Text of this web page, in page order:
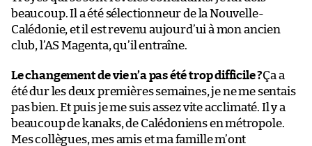
beaucoup. Il a été sélectionneur de la Nouvelle-
Calédonie, et il est revenu aujourd’ui à mon ancien
club, l’AS Magenta, qu’il entraîne.
Le changement de vie n’a pas été trop difficile ?Ça a
été dur les deux premières semaines, je ne me sentais
pas bien. Et puis je me suis assez vite acclimaté. Il y a
beaucoup de kanaks, de Calédoniens en métropole.
Mes collègues, mes amis et ma famille m’ont